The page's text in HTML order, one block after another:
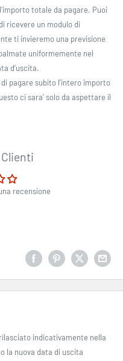
totale da pagare. Puoi
ricevere un modulo di
ti invieremo una previsione
uniformemente nel
d'uscita.
pagare subito l'intero importo
ci sara' solo da aspettare il
recensione
indicativamente nella
la nuova data di uscita